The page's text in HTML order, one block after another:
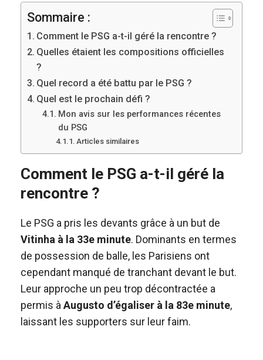
Sommaire :
Comment le PSG a-t-il géré la rencontre ?
Quelles étaient les compositions officielles
?
Quel record a été battu par le PSG ?
Quel est le prochain défi ?
Mon avis sur les performances récentes
du PSG
Articles similaires
Comment le PSG a-t-il géré la
rencontre ?
Le PSG a pris les devants grâce à un but de
Vitinha à la 33e minute. Dominants en termes
de possession de balle, les Parisiens ont
cependant manqué de tranchant devant le but.
Leur approche un peu trop décontractée a
permis à Augusto d’égaliser à la 83e minute,
laissant les supporters sur leur faim.